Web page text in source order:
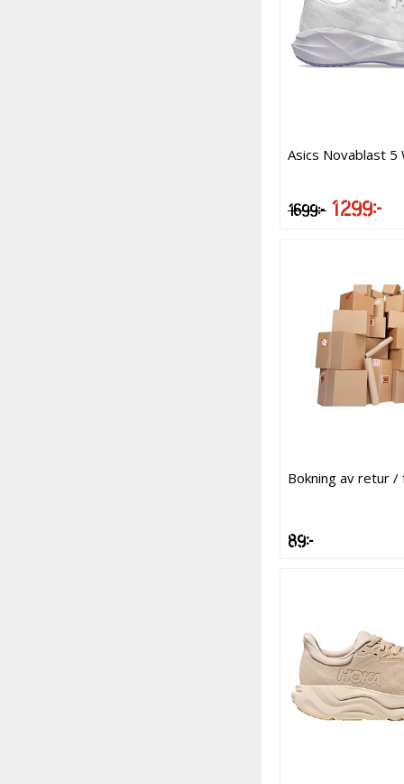
Asics Novablast 5
1 699 kr 1 299 kr
Bokning av retur /
89 kr